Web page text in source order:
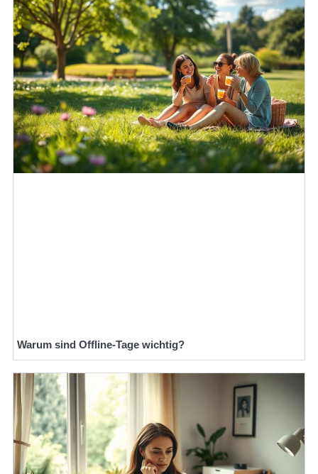
Warum sind Offline-Tage wichtig?